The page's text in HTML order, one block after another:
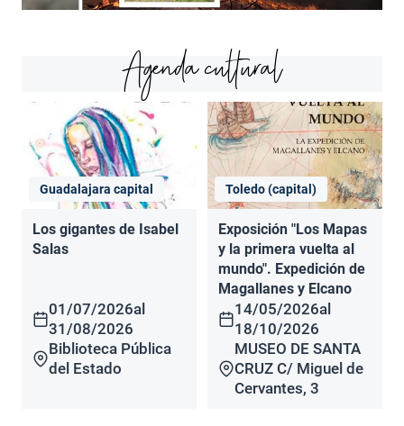
Agenda cultural
Guadalajara capital
Los gigantes de Isabel
Salas
01/07/2026al
31/08/2026
Biblioteca Pública
del Estado
Toledo (capital)
Exposición "Los Mapas
y la primera vuelta al
mundo". Expedición de
Magallanes y Elcano
14/05/2026al
18/10/2026
MUSEO DE SANTA
CRUZ C/ Miguel de
Cervantes, 3